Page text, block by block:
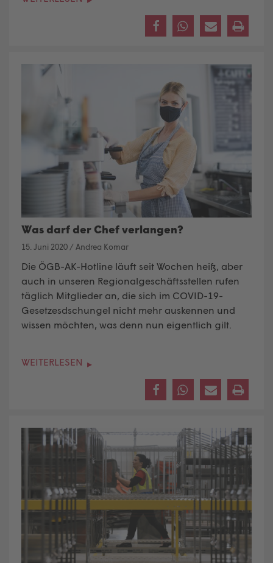
Was darf der Chef verlangen?
15. Juni 2020 / Andrea Komar
Die ÖGB-AK-Hotline läuft seit Wochen heiß, aber
auch in unseren Regionalgeschäftsstellen rufen
täglich Mitglieder an, die sich im COVID-19-
Gesetzesdschungel nicht mehr auskennen und
wissen möchten, was denn nun eigentlich gilt.
WEITERLESEN